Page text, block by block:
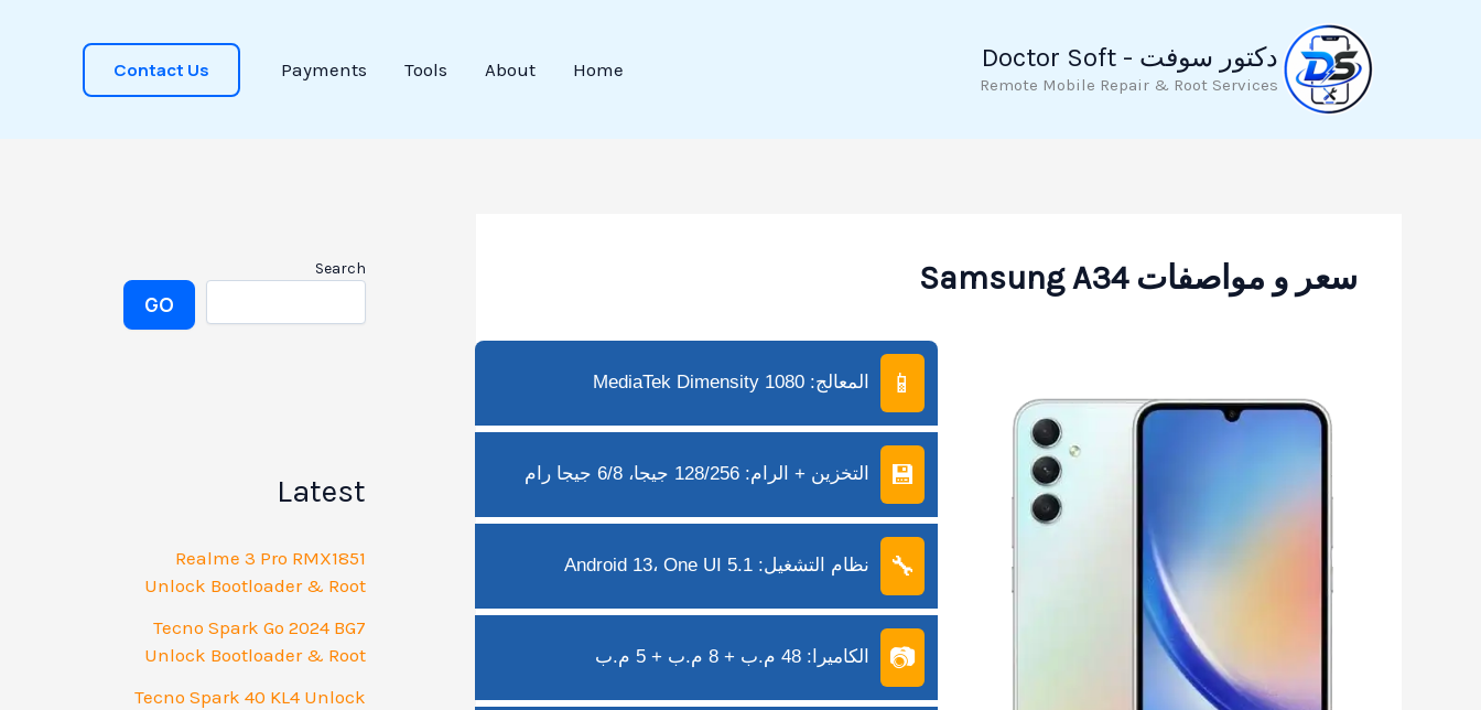
دكتور سوفت - Doctor Soft
Remote Mobile Repair & Root Services
Home
About
Tools
Payments
Contact Us
سعر و مواصفات Samsung A34
📱 المعالج: MediaTek Dimensity 1080
💾 التخزين + الرام: 128/256 جيجا، 6/8 جيجا رام
🔧 نظام التشغيل: Android 13، One UI 5.1
📷 الكاميرا: 48 م.ب + 8 م.ب + 5 م.ب
Search
GO
Latest
Realme 3 Pro RMX1851
Unlock Bootloader & Root
Tecno Spark Go 2024 BG7
Unlock Bootloader & Root
Tecno Spark 40 KL4 Unlock